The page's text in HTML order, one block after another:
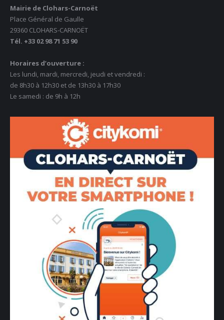
Mairie de Clohars-Carnoët
Place Général de Gaulle
29360 CLOHARS-CARNOËT
Tél. +33 02 98 71 53 90
Horaires d’ouverture :
Les lundi, mardi, mercredi, jeudi et vendredi :
de 8h30 à 12h30 et de 13h30 à 17h30
Le samedi : de 9h à 12h